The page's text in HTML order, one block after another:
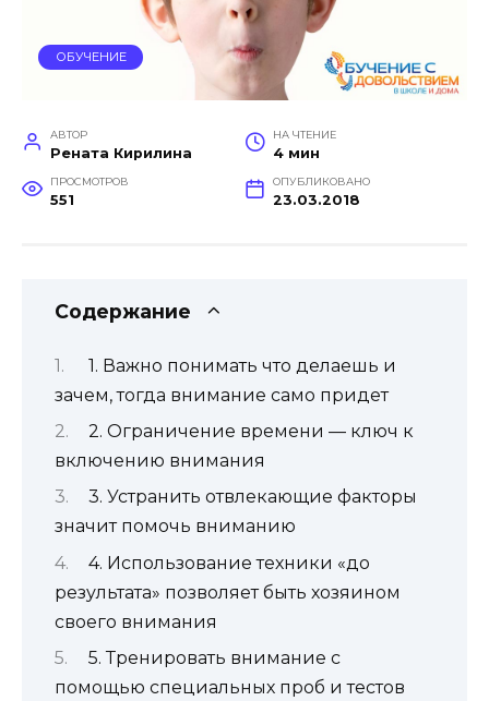
ОБУЧЕНИЕ
АВТОР
Рената Кирилина
НА ЧТЕНИЕ
4 мин
ПРОСМОТРОВ
551
ОПУБЛИКОВАНО
23.03.2018
Содержание
1. Важно понимать что делаешь и
зачем, тогда внимание само придет
2. Ограничение времени — ключ к
включению внимания
3. Устранить отвлекающие факторы
значит помочь вниманию
4. Использование техники «до
результата» позволяет быть хозяином
своего внимания
5. Тренировать внимание с
помощью специальных проб и тестов